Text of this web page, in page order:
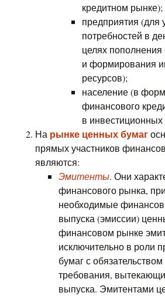
кредитном рынке);
предприятия (для
потребностей в
целях
и формирования
ресурсов);
население (в
финансового
в инвестиционных
На рынке ценных бумаг
прямых участников
являются:
Эмитенты. Они
финансового рынка,
необходимые
выпуска (эмиссии)
финансовом рынке
исключительно в роли
бумаг с
требования,
выпуска. Эмитентами